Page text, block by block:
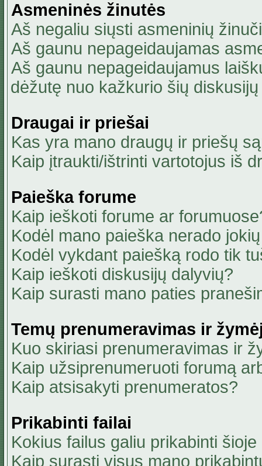
Asmeninės žinutės
Aš negaliu siųsti asmeninių
Aš gaunu nepageidaujamas
Aš gaunu nepageidaujamus
dėžutę nuo kažkurio šių
Draugai ir priešai
Kas yra mano draugų ir priešų
Kaip įtraukti/ištrinti vartotojus iš
Paieška forume
Kaip ieškoti forume ar
Kodėl mano paieška nerado
Kodėl vykdant paiešką rodo tik
Kaip ieškoti diskusijų dalyvių?
Kaip surasti mano paties
Temų prenumeravimas ir
Kuo skiriasi prenumeravimas ir
Kaip užsiprenumeruoti forumą
Kaip atsisakyti prenumeratos?
Prikabinti failai
Kokius failus galiu prikabinti
Kaip surasti visus mano